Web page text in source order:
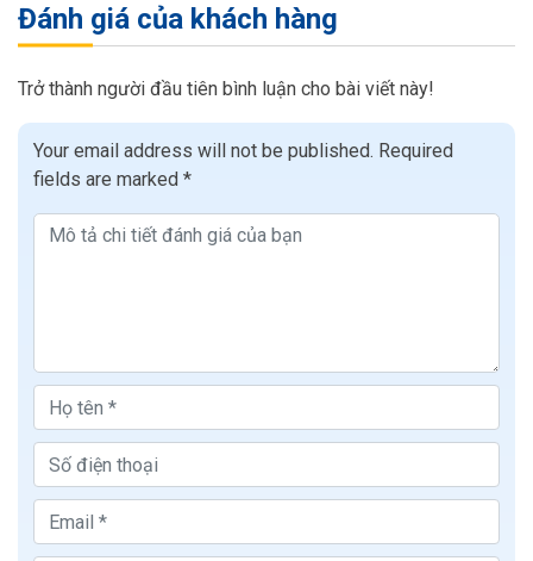
Đánh giá của khách hàng
Trở thành người đầu tiên bình luận cho bài viết này!
Your email address will not be published. Required
fields are marked *